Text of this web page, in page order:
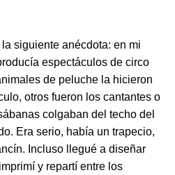
siguiente anécdota: en mi
espectáculos de circo
de peluche la hicieron
otros fueron los cantantes o
colgaban del techo del
Era serio, había un trapecio,
Incluso llegué a diseñar
y repartí entre los